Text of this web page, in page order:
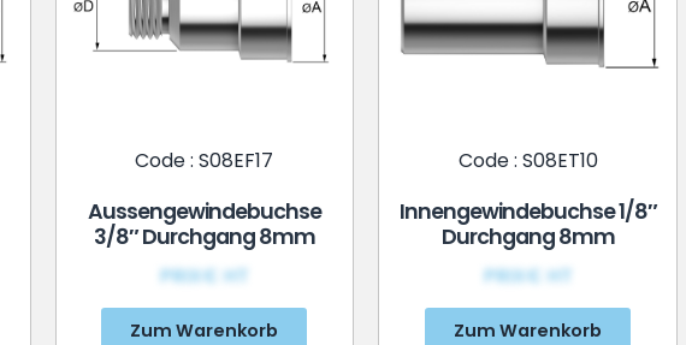
Code : S08EF17
Aussengewindebuchse
3/8″ Durchgang 8mm
PRIX€ HT
Zum Warenkorb
Code : S08ET10
Innengewindebuchse 1/8″
Durchgang 8mm
PRIX€ HT
Zum Warenkorb